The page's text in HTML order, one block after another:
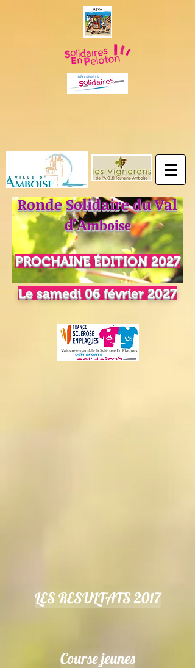
Ronde Solidaire du Val
d'Amboise
PROCHAINE ÉDITION 2027
Le samedi 06 février 2027
LES RESULTATS 2017
Course jeunes